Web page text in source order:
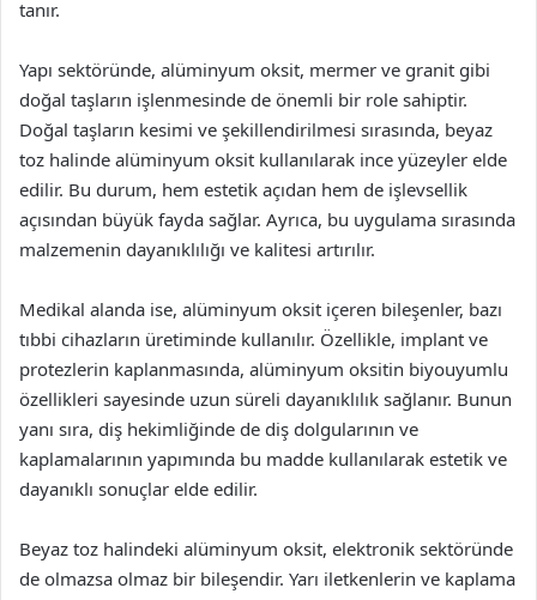
tanır.
Yapı sektöründe, alüminyum oksit, mermer ve granit gibi
doğal taşların işlenmesinde de önemli bir role sahiptir.
Doğal taşların kesimi ve şekillendirilmesi sırasında, beyaz
toz halinde alüminyum oksit kullanılarak ince yüzeyler elde
edilir. Bu durum, hem estetik açıdan hem de işlevsellik
açısından büyük fayda sağlar. Ayrıca, bu uygulama sırasında
malzemenin dayanıklılığı ve kalitesi artırılır.
Medikal alanda ise, alüminyum oksit içeren bileşenler, bazı
tıbbi cihazların üretiminde kullanılır. Özellikle, implant ve
protezlerin kaplanmasında, alüminyum oksitin biyouyumlu
özellikleri sayesinde uzun süreli dayanıklılık sağlanır. Bunun
yanı sıra, diş hekimliğinde de diş dolgularının ve
kaplamalarının yapımında bu madde kullanılarak estetik ve
dayanıklı sonuçlar elde edilir.
Beyaz toz halindeki alüminyum oksit, elektronik sektöründe
de olmazsa olmaz bir bileşendir. Yarı iletkenlerin ve kaplama